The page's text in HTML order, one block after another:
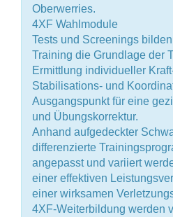
Oberwerries.
4XF Wahlmodule
Tests und Screenings
Training die Grundlage der
Ermittlung individueller
Stabilisations- und
Ausgangspunkt für eine
und Übungskorrektur.
Anhand aufgedeckter
differenzierte
angepasst und variiert
einer effektiven
einer wirksamen
4XF-Weiterbildung werden